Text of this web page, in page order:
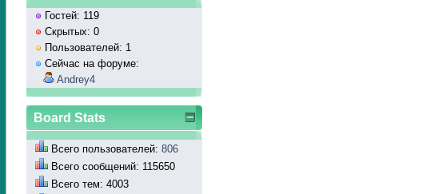
Гостей: 119
Скрытых: 0
Пользователей: 1
Сейчас на форуме:
Andrey4
Board Stats
Всего пользователей:806
Всего сообщений: 115650
Всего тем: 4003